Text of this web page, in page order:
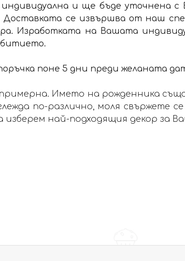
и ще бъде уточнена с
Доставката се извършва от наш
Изработката на Вашата
поне 5 дни преди желаната
Името на рожденника
по-различно, моля свържете
изберем най-подходящия декор за